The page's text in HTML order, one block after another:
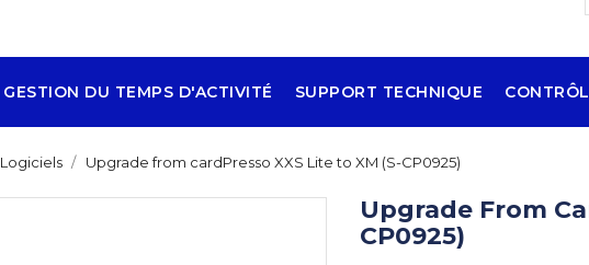
GESTION DU TEMPS D'ACTIVITÉ SUPPORT TECHNIQUE
Logiciels Upgrade from cardPresso XXS Lite to XM (S-CP0925)
Upgrade From
CP0925)